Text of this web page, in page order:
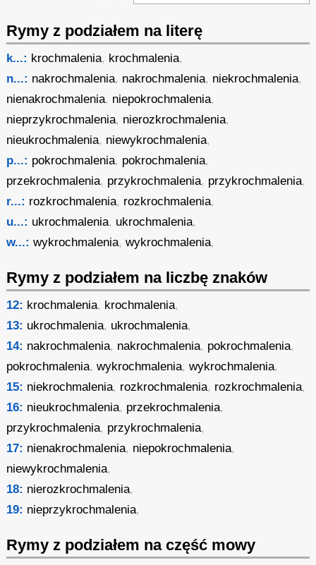
Rymy z podziałem na literę
k...: krochmalenia, krochmalenia,
n...: nakrochmalenia, nakrochmalenia, niekrochmalenia,
nienakrochmalenia, niepokrochmalenia,
nieprzykrochmalenia, nierozkrochmalenia,
nieukrochmalenia, niewykrochmalenia,
p...: pokrochmalenia, pokrochmalenia,
przekrochmalenia, przykrochmalenia, przykrochmalenia,
r...: rozkrochmalenia, rozkrochmalenia,
u...: ukrochmalenia, ukrochmalenia,
w...: wykrochmalenia,wykrochmalenia,
Rymy z podziałem na liczbę znaków
12: krochmalenia, krochmalenia,
13: ukrochmalenia, ukrochmalenia,
14: nakrochmalenia, nakrochmalenia, pokrochmalenia,
pokrochmalenia,wykrochmalenia,wykrochmalenia,
15: niekrochmalenia, rozkrochmalenia, rozkrochmalenia,
16: nieukrochmalenia, przekrochmalenia,
przykrochmalenia, przykrochmalenia,
17: nienakrochmalenia, niepokrochmalenia,
niewykrochmalenia,
18: nierozkrochmalenia,
19: nieprzykrochmalenia,
Rymy z podziałem na część mowy